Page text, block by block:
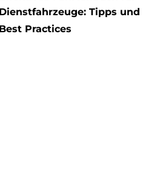
Dienstfahrzeuge: Tipps und
Best Practices